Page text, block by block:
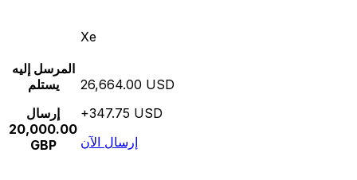
Xe
المرسل إليه
يستلم
إرسال
20,000.00
GBP
26,664.00 USD
+347.75 USD
إرسال الآن